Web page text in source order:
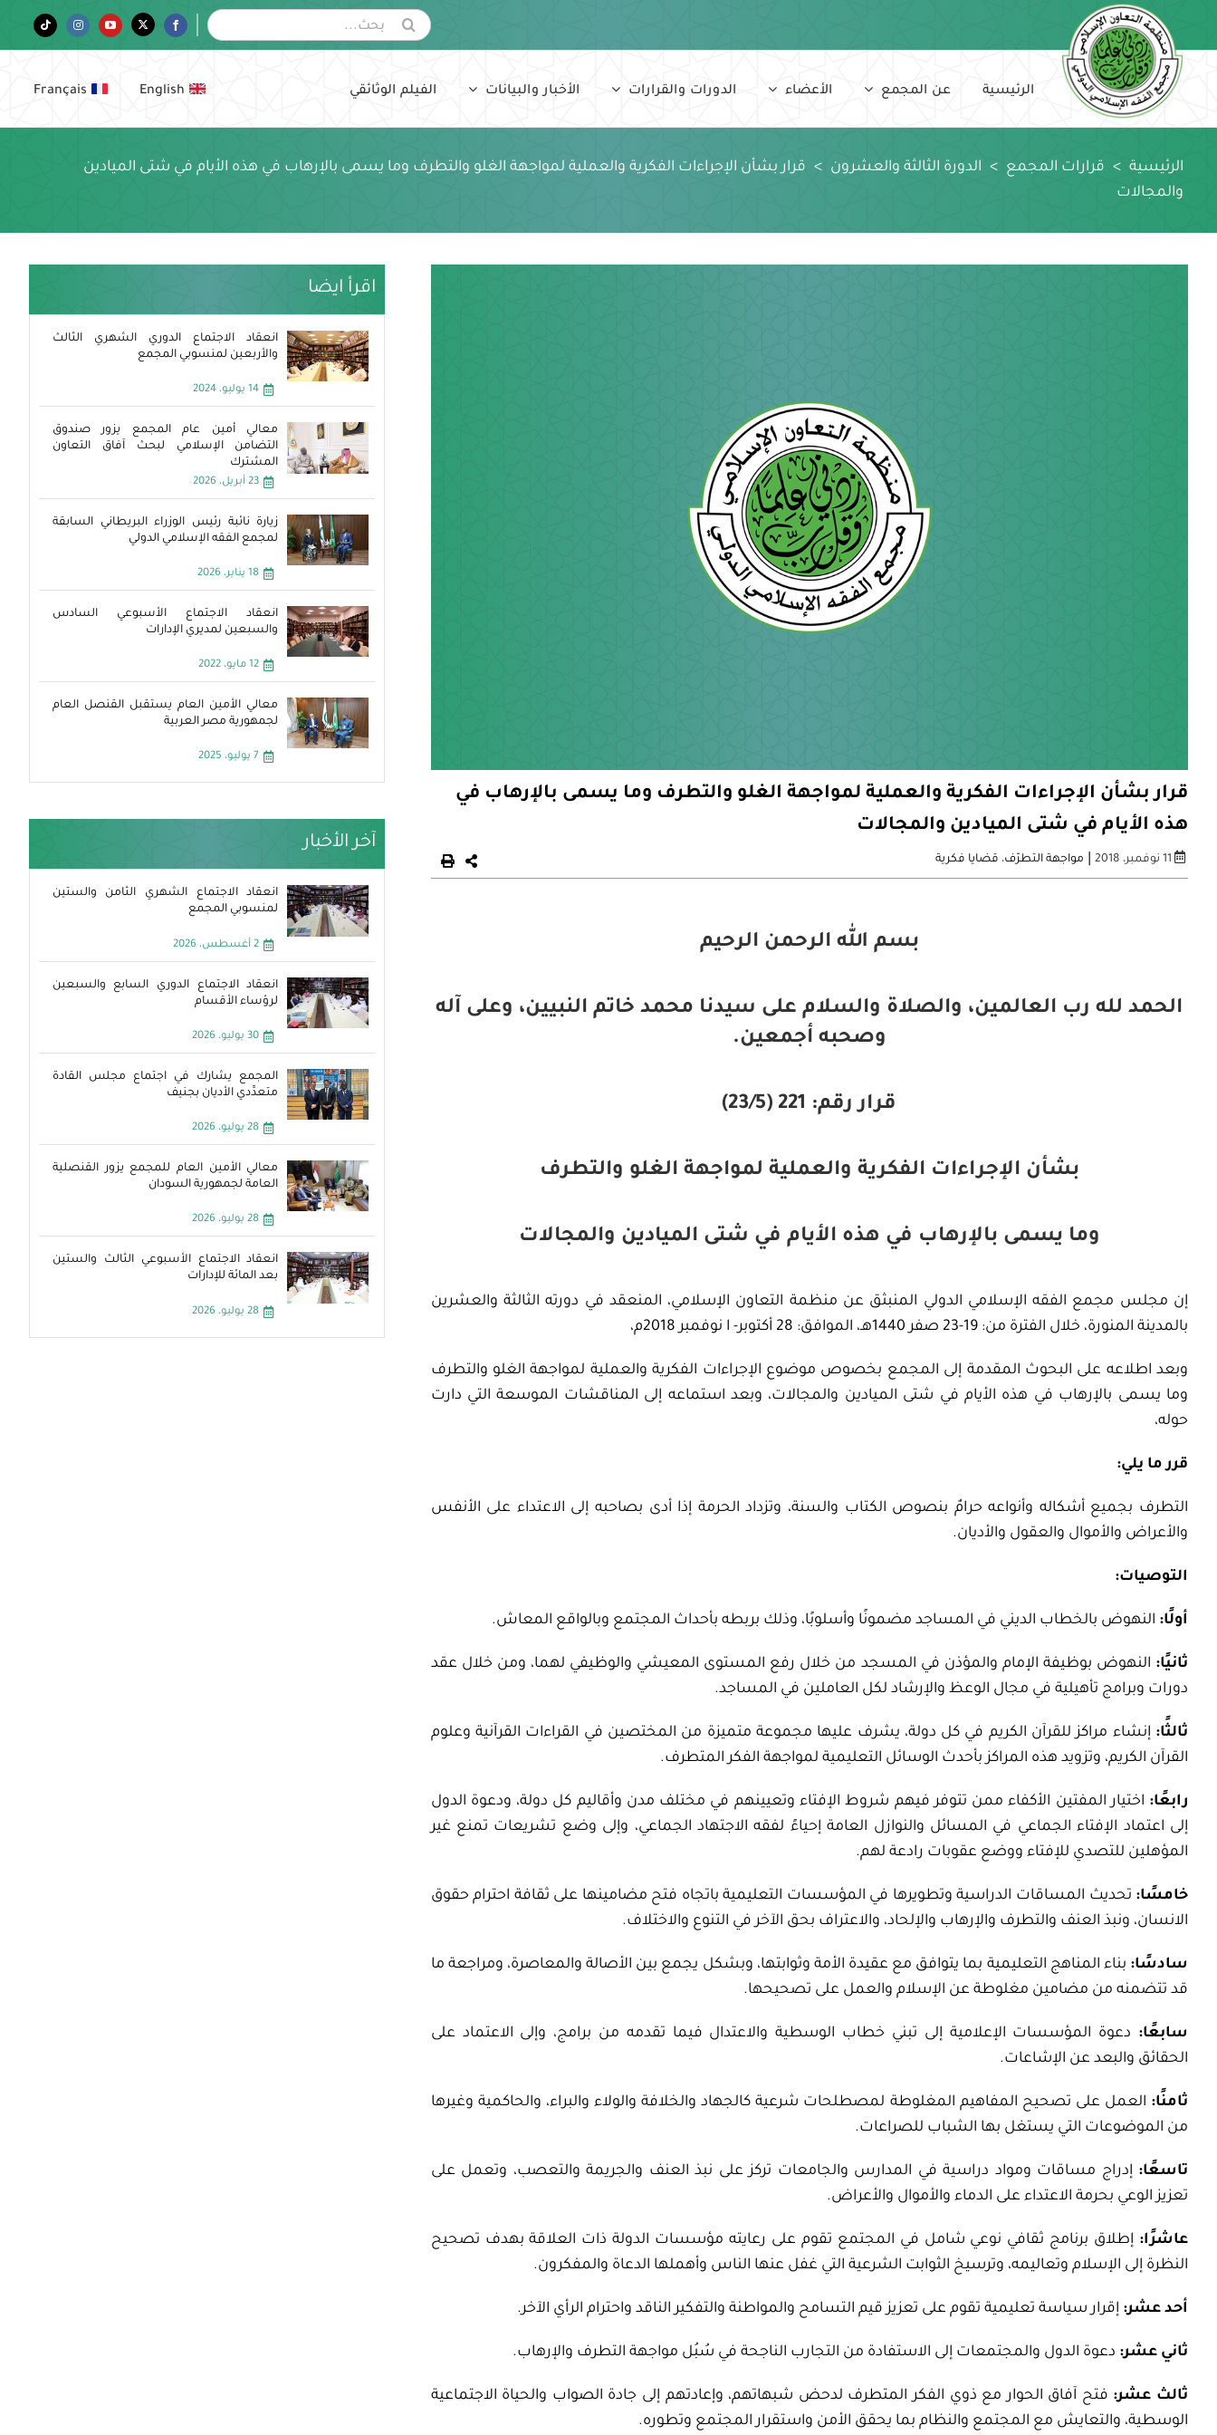
content
البحث
عن:
Facebook
Twitter
YouTube
Instagram
Tiktok
الرئيسية عن المجمع الأعضاء الدورات والقرارات الأخبار والبيانات الفيلم الوثائقي English
Français
الرئيسية > قرارات المجمع > الدورة الثالثة والعشرون > قرار بشأن الإجراءات الفكرية والعملية لمواجهة الغلو والتطرف وما يسمى بالإرهاب في هذه الأيام في شتى الميادين
والمجالات
قرار بشأن الإجراءات الفكرية والعملية لمواجهة الغلو والتطرف وما يسمى بالإرهاب في
هذه الأيام في شتى الميادين والمجالات
11 نوفمبر، 2018 | مواجهة التطرّف، قضايا فكرية
بسم الله الرحمن الرحيم
الحمد لله رب العالمين، والصلاة والسلام على سيدنا محمد خاتم النبيين، وعلى آله
وصحبه أجمعين.
قرار رقم: 221 (23/5)
بشأن الإجراءات الفكرية والعملية لمواجهة الغلو والتطرف
وما يسمى بالإرهاب في هذه الأيام في شتى الميادين والمجالات
إن مجلس مجمع الفقه الإسلامي الدولي المنبثق عن منظمة التعاون الإسلامي، المنعقد في دورته الثالثة والعشرين
بالمدينة المنورة، خلال الفترة من: 19-23 صفر 1440هـ، الموافق: 28 أكتوبر- ا نوفمبر 2018م،
وبعد اطلاعه على البحوث المقدمة إلى المجمع بخصوص موضوع الإجراءات الفكرية والعملية لمواجهة الغلو والتطرف
وما يسمى بالإرهاب في هذه الأيام في شتى الميادين والمجالات، وبعد استماعه إلى المناقشات الموسعة التي دارت
حوله،
قرر ما يلي:
التطرف بجميع أشكاله وأنواعه حرامٌ بنصوص الكتاب والسنة، وتزداد الحرمة إذا أدى بصاحبه إلى الاعتداء على الأنفس
والأعراض والأموال والعقول والأديان.
التوصيات:
أولًا: النهوض بالخطاب الديني في المساجد مضمونًا وأسلوبًا، وذلك بربطه بأحداث المجتمع وبالواقع المعاش.
ثانيًا: النهوض بوظيفة الإمام والمؤذن في المسجد من خلال رفع المستوى المعيشي والوظيفي لهما، ومن خلال عقد
دورات وبرامج تأهيلية في مجال الوعظ والإرشاد لكل العاملين في المساجد.
ثالثًا: إنشاء مراكز للقرآن الكريم في كل دولة، يشرف عليها مجموعة متميزة من المختصين في القراءات القرآنية وعلوم
القرآن الكريم، وتزويد هذه المراكز بأحدث الوسائل التعليمية لمواجهة الفكر المتطرف.
رابعًا: اختيار المفتين الأكفاء ممن تتوفر فيهم شروط الإفتاء وتعيينهم في مختلف مدن وأقاليم كل دولة، ودعوة الدول
إلى اعتماد الإفتاء الجماعي في المسائل والنوازل العامة إحياءً لفقه الاجتهاد الجماعي، وإلى وضع تشريعات تمنع غير
المؤهلين للتصدي للإفتاء ووضع عقوبات رادعة لهم.
خامسًا: تحديث المساقات الدراسية وتطويرها في المؤسسات التعليمية باتجاه فتح مضامينها على ثقافة احترام حقوق
الانسان، ونبذ العنف والتطرف والإرهاب والإلحاد، والاعتراف بحق الآخر في التنوع والاختلاف.
سادسًا: بناء المناهج التعليمية بما يتوافق مع عقيدة الأمة وثوابتها، وبشكل يجمع بين الأصالة والمعاصرة، ومراجعة ما
قد تتضمنه من مضامين مغلوطة عن الإسلام والعمل على تصحيحها.
سابعًا: دعوة المؤسسات الإعلامية إلى تبني خطاب الوسطية والاعتدال فيما تقدمه من برامج، وإلى الاعتماد على
الحقائق والبعد عن الإشاعات.
ثامنًا: العمل على تصحيح المفاهيم المغلوطة لمصطلحات شرعية كالجهاد والخلافة والولاء والبراء، والحاكمية وغيرها
من الموضوعات التي يستغل بها الشباب للصراعات.
تاسعًا: إدراج مساقات ومواد دراسية في المدارس والجامعات تركز على نبذ العنف والجريمة والتعصب، وتعمل على
تعزيز الوعي بحرمة الاعتداء على الدماء والأموال والأعراض.
عاشرًا: إطلاق برنامج ثقافي نوعي شامل في المجتمع تقوم على رعايته مؤسسات الدولة ذات العلاقة بهدف تصحيح
النظرة إلى الإسلام وتعاليمه، وترسيخ الثوابت الشرعية التي غفل عنها الناس وأهملها الدعاة والمفكرون.
أحد عشر: إقرار سياسة تعليمية تقوم على تعزيز قيم التسامح والمواطنة والتفكير الناقد واحترام الرأي الآخر.
ثاني عشر: دعوة الدول والمجتمعات إلى الاستفادة من التجارب الناجحة في سُبُل مواجهة التطرف والإرهاب.
ثالث عشر: فتح آفاق الحوار مع ذوي الفكر المتطرف لدحض شبهاتهم، وإعادتهم إلى جادة الصواب والحياة الاجتماعية
الوسطية، والتعايش مع المجتمع والنظام بما يحقق الأمن واستقرار المجتمع وتطوره.
اقرأ ايضا
انعقاد الاجتماع الدوري الشهري الثالث
والأربعين لمنسوبي المجمع
14 يوليو، 2024
معالي أمين عام المجمع يزور صندوق
التضامن الإسلامي لبحث آفاق التعاون
المشترك
23 أبريل، 2026
زيارة نائبة رئيس الوزراء البريطاني السابقة
لمجمع الفقه الإسلامي الدولي
18 يناير، 2026
انعقاد الاجتماع الأسبوعي السادس
والسبعين لمديري الإدارات
12 مايو، 2022
معالي الأمين العام يستقبل القنصل العام
لجمهورية مصر العربية
7 يوليو، 2025
آخر الأخبار
انعقاد الاجتماع الشهري الثامن والستين
لمنسوبي المجمع
2 أغسطس، 2026
انعقاد الاجتماع الدوري السابع والسبعين
لرؤساء الأقسام
30 يوليو، 2026
المجمع يشارك في اجتماع مجلس القادة
متعدِّدي الأديان بجنيف
28 يوليو، 2026
معالي الأمين العام للمجمع يزور القنصلية
العامة لجمهورية السودان
28 يوليو، 2026
انعقاد الاجتماع الأسبوعي الثالث والستين
بعد المائة للإدارات
28 يوليو، 2026